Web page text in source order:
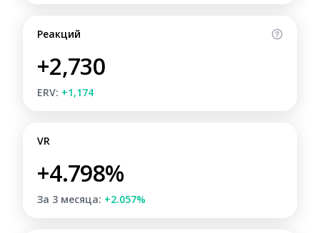
Реакций
+2,730
ERV: +1,174
VR
+4.798%
За 3 месяца: +2.057%